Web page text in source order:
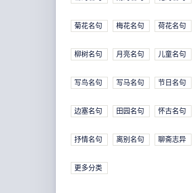
菊花名句 梅花名句 荷花名句
柳树名句 月亮名句 儿童名句
写鸟名句 写马名句 节日名句
边塞名句 田园名句 怀古名句
抒情名句 离别名句 聊斋志异
更多分类